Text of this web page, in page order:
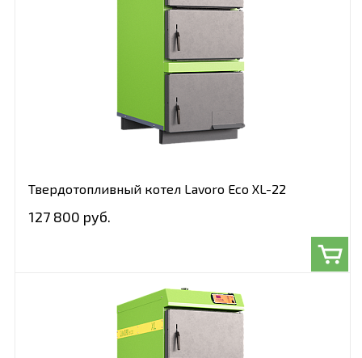
Твердотопливный котел Lavoro Eco XL-22
127 800 руб.